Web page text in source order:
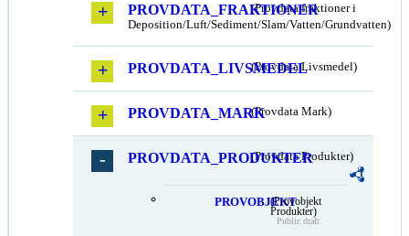
PROVDATA_FRAKTIONER
(Provdata fraktioner i
Deposition/Luft/Sediment/Slam/Vatten/Grundvatten)
PROVDATA_LIVSMEDEL
(Provdata Livsmedel)
PROVDATA_MARK(Provdata Mark)
PROVDATA_PRODUKTER
(Provdata Produkter)
PROVOBJEKT(Provobjekt
Produkter)
Public draft